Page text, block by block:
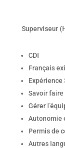
Superviseur
CDI
Français
Expérience
Savoir
Gérer
Autonomie
Permis de
Autres